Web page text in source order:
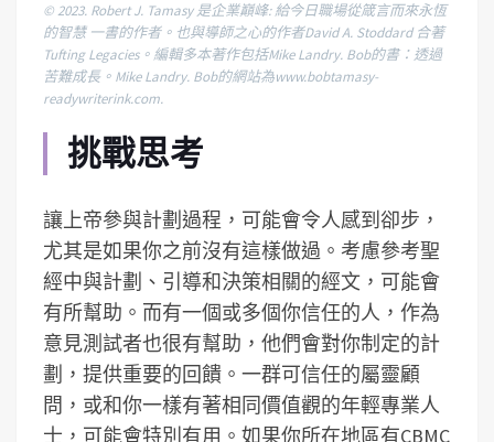
© 2023. Robert J. Tamasy 是企業巔峰: 給今日職場從箴言而來永恆
的智慧 一書的作者。也與導師之心的作者David A. Stoddard 合著
Tufting Legacies。編輯多本著作包括Mike Landry. Bob的書：透過
苦難成長。Mike Landry. Bob的網站為www.bobtamasy-
readywriterink.com.
挑戰思考
讓上帝參與計劃過程，可能會令人感到卻步，
尤其是如果你之前沒有這樣做過。考慮參考聖
經中與計劃、引導和決策相關的經文，可能會
有所幫助。而有一個或多個你信任的人，作為
意見測試者也很有幫助，他們會對你制定的計
劃，提供重要的回饋。一群可信任的屬靈顧
問，或和你一樣有著相同價值觀的年輕專業人
士，可能會特別有用。如果你所在地區有CBMC